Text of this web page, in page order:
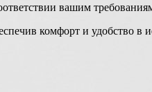
вашим
комфорт и удобство в